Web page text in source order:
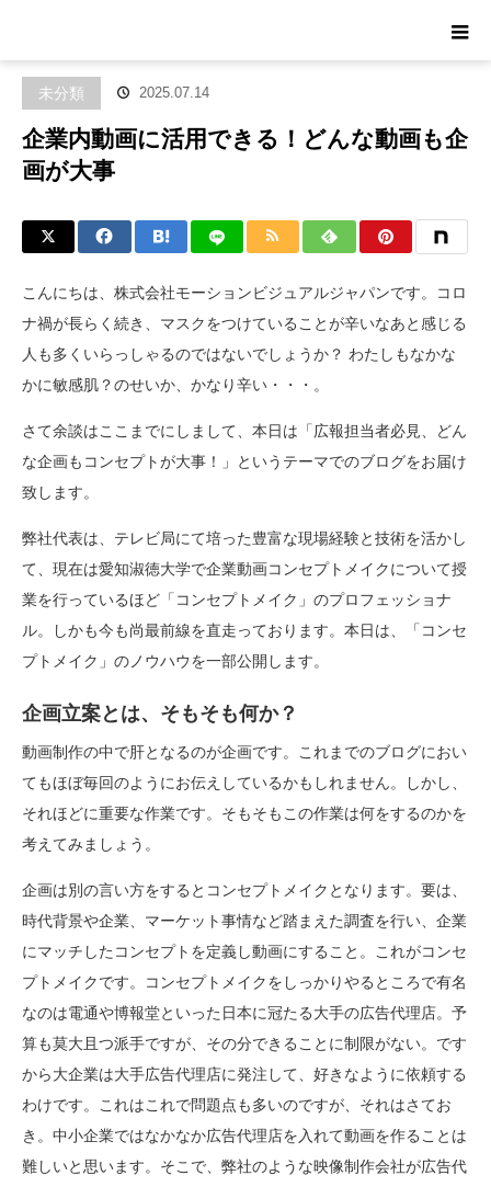
企業内動画に活用できる！どんな動画も企
未分類 2025.07.14
企業内動画に活用できる！どんな動画も企
画が大事
こんにちは、株式会社モーションビジュアルジャパンです。コロ
ナ禍が長らく続き、マスクをつけていることが辛いなあと感じる
人も多くいらっしゃるのではないでしょうか？ わたしもなかな
かに敏感肌？のせいか、かなり辛い・・・。
さて余談はここまでにしまして、本日は「広報担当者必見、どん
な企画もコンセプトが大事！」というテーマでのブログをお届け
致します。
弊社代表は、テレビ局にて培った豊富な現場経験と技術を活かし
て、現在は愛知淑徳大学で企業動画コンセプトメイクについて授
業を行っているほど「コンセプトメイク」のプロフェッショナ
ル。しかも今も尚最前線を直走っております。本日は、「コンセ
プトメイク」のノウハウを一部公開します。
企画立案とは、そもそも何か？
動画制作の中で肝となるのが企画です。これまでのブログにおい
てもほぼ毎回のようにお伝えしているかもしれません。しかし、
それほどに重要な作業です。そもそもこの作業は何をするのかを
考えてみましょう。
企画は別の言い方をするとコンセプトメイクとなります。要は、
時代背景や企業、マーケット事情など踏まえた調査を行い、企業
にマッチしたコンセプトを定義し動画にすること。これがコンセ
プトメイクです。コンセプトメイクをしっかりやるところで有名
なのは電通や博報堂といった日本に冠たる大手の広告代理店。予
算も莫大且つ派手ですが、その分できることに制限がない。です
から大企業は大手広告代理店に発注して、好きなように依頼する
わけです。これはこれで問題点も多いのですが、それはさてお
き。中小企業ではなかなか広告代理店を入れて動画を作ることは
難しいと思います。そこで、弊社のような映像制作会社が広告代